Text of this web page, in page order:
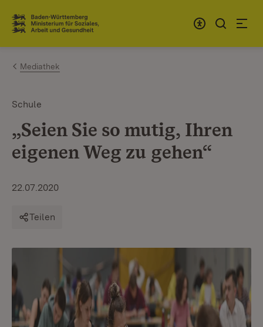
Zum Inhalt springen
Link zur Startseite
Mediathek
Schule
„Seien Sie so mutig, Ihren
eigenen Weg zu gehen“
22.07.2020
Teilen